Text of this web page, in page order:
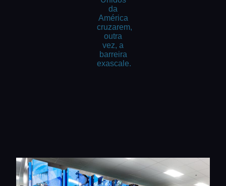
da
América
cruzarem,
outra
vez, a
barreira
exascale.